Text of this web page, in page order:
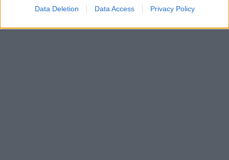
Data Deletion Data Access Privacy Policy
29. januára 2025